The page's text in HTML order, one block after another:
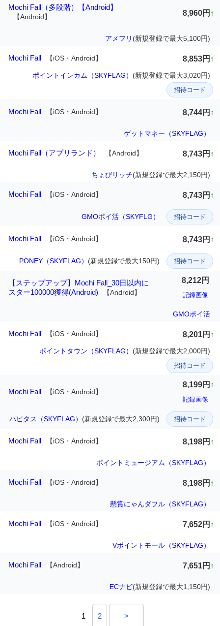
Mochi Fall（多段階）【Android】
【Android】 8,960円 ↑
アメフリ (新規登録で最大5,100円)
Mochi Fall 【iOS・Android】 8,853円 ↑
ポイントインカム（SKYFLAG） (新規登録で最大3,020円)
招待コード
Mochi Fall 【iOS・Android】 8,744円 ↑
ゲットマネー（SKYFLAG）
Mochi Fall（アプリランド） 【Android】 8,743円 ↑
ちょびリッチ(新規登録で最大2,150円)
Mochi Fall 【iOS・Android】 8,743円 ↑
GMOポイ活（SKYFLG） 招待コード
Mochi Fall 【iOS・Android】 8,743円 ↑
PONEY（SKYFLAG） (新規登録で最大150円) 招待コード
【ステップアップ】Mochi Fall_30日以内に
スター100000獲得(Android)
【Android】
8,212円
記録画像
GMOポイ活
Mochi Fall 【iOS・Android】 8,201円 ↑
ポイントタウン（SKYFLAG） (新規登録で最大2,000円)
招待コード
Mochi Fall 【iOS・Android】
8,199円 ↑
記録画像
ハピタス（SKYFLAG） (新規登録で最大2,300円) 招待コード
Mochi Fall 【iOS・Android】 8,198円 ↑
ポイントミュージアム（SKYFLAG）
Mochi Fall 【iOS・Android】 8,198円 ↑
懸賞にゃんダフル（SKYFLAG）
Mochi Fall 【iOS・Android】 7,652円 ↑
Vポイントモール（SKYFLAG）
Mochi Fall 【Android】 7,651円 ↑
ECナビ(新規登録で最大1,150円)
1 2 >